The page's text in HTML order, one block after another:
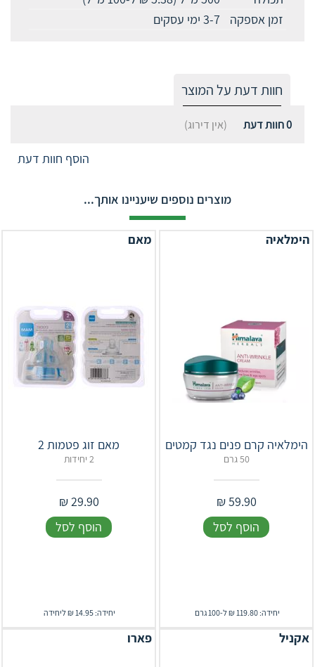
זמן אספקה
3-7 ימי עסקים
חוות דעת על המוצר
0חוות דעת (אין דירוג)
הוסף חוות דעת
מוצרים נוספים שיעניינו אותך...
הימלאיה
50 גרם
59.90
₪
הוסף לסל
יחידה: 119.80 ₪ ל-100 גרם
מאם
מאם זוג פטמות 2
2 יחידות
29.90
₪
הוסף לסל
יחידה: 14.95 ₪ ליחידה
אקניל פארו